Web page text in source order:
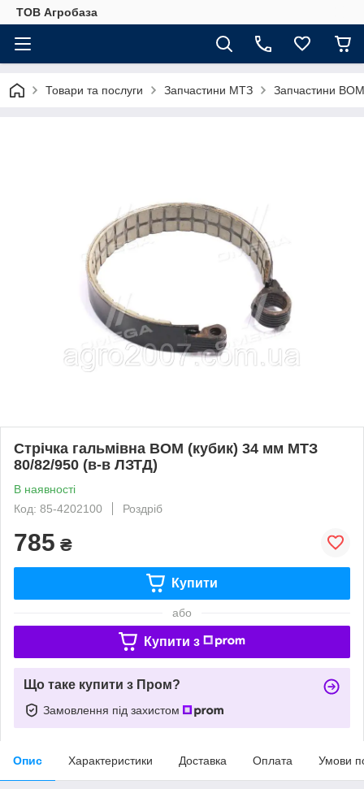
ТОВ Агробаза
Товари та послуги Запчастини МТЗ Запчастини ВОМ
Стрічка гальмівна ВОМ (кубик) 34 мм МТЗ
80/82/950 (в-в ЛЗТД)
В наявності
Код: 85-4202100
Роздріб
785 ₴
Купити
або
Купити з
Що таке купити з Пром?
Замовлення під захистом
Опис Характеристики Доставка Оплата Умови